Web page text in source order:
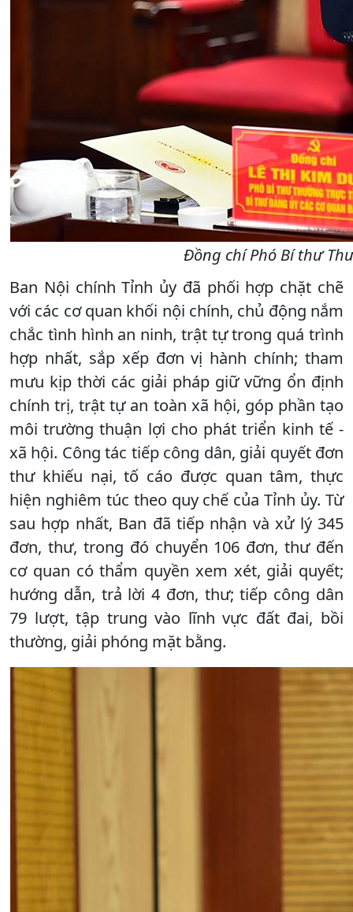
Đồng chí Phó Bí thư
Ban Nội chính Tỉnh ủy đã phối hợp chặt chẽ
với các cơ quan khối nội chính, chủ động nắm
chắc tình hình an ninh, trật tự trong quá trình
hợp nhất, sắp xếp đơn vị hành chính; tham
mưu kịp thời các giải pháp giữ vững ổn định
chính trị, trật tự an toàn xã hội, góp phần tạo
môi trường thuận lợi cho phát triển kinh tế -
xã hội. Công tác tiếp công dân, giải quyết đơn
thư khiếu nại, tố cáo được quan tâm, thực
hiện nghiêm túc theo quy chế của Tỉnh ủy. Từ
sau hợp nhất, Ban đã tiếp nhận và xử lý 345
đơn, thư, trong đó chuyển 106 đơn, thư đến
cơ quan có thẩm quyền xem xét, giải quyết;
hướng dẫn, trả lời 4 đơn, thư; tiếp công dân
79 lượt, tập trung vào lĩnh vực đất đai, bồi
thường, giải phóng mặt bằng.